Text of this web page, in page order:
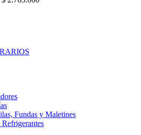
Fundas y Maletines
Refrigerantes